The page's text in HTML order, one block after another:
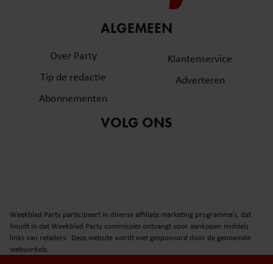
ALGEMEEN
Over Party
Tip de redactie
Abonnementen
Klantenservice
Adverteren
VOLG ONS
Weekblad Party participeert in diverse affiliate marketing programma’s, dat
houdt in dat Weekblad Party commissies ontvangt voor aankopen middels
links van retailers. Deze website wordt niet gesponsord door de genoemde
webwinkels.